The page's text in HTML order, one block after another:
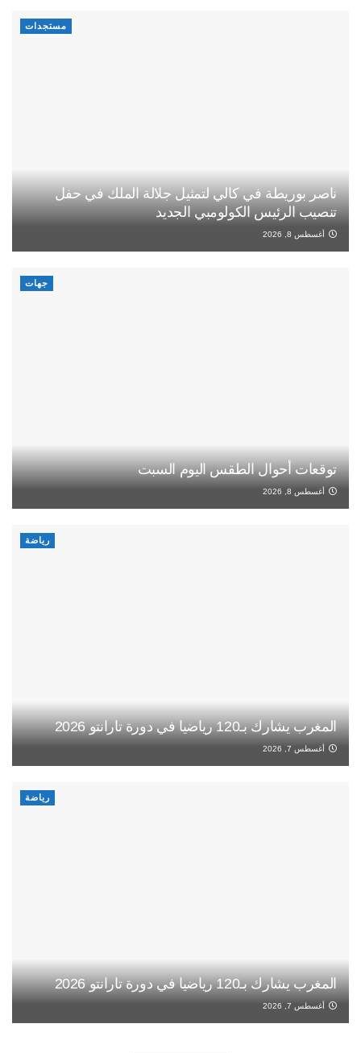
مستجدات
ناصر بوريطة في كالي لتمثيل جلالة الملك في حفل
تنصيب الرئيس الكولومبي الجديد
أغسطس 8, 2026
جهات
توقعات أحوال الطقس اليوم السبت
أغسطس 8, 2026
رياضة
المغرب يشارك بـ120 رياضيا في دورة تارانتو 2026
أغسطس 7, 2026
رياضة
المغرب يشارك بـ120 رياضيا في دورة تارانتو 2026
أغسطس 7, 2026